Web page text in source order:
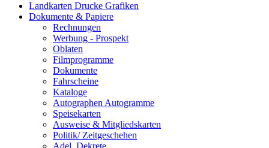
Landkarten Drucke Grafiken
Dokumente & Papiere
Rechnungen
Werbung - Prospekt
Oblaten
Filmprogramme
Dokumente
Fahrscheine
Kataloge
Autographen Autogramme
Speisekarten
Ausweise & Mitgliedskarten
Politik/ Zeitgeschehen
Adel, Dekrete